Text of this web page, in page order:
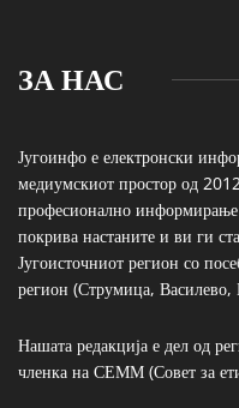
ЗА НАС
Југоинфо е електронски
медиумскиот простор од
професионално информирање
покрива настаните и ви ги
Југоисточниот регион со
регион (Струмица,
Нашата редакција е дел од
членка на СЕММ (Совет за